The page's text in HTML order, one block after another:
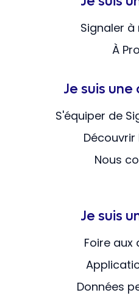
Signaler
À
Je suis
S'équiper de
Nous
Je suis
Foire aux
Données